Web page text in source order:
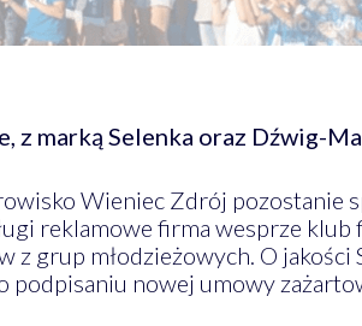
z marką Selenka oraz Dźwig-
Wieniec Zdrój pozostanie
reklamowe firma wesprze
grup młodzieżowych. O jakości
nowej umowy